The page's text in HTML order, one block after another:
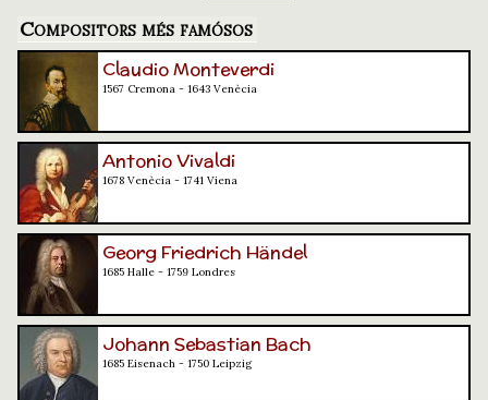
Compositors més famósos
Claudio Monteverdi
1567 Cremona - 1643 Venècia
Antonio Vivaldi
1678 Venècia - 1741 Viena
Georg Friedrich Händel
1685 Halle - 1759 Londres
Johann Sebastian Bach
1685 Eisenach - 1750 Leipzig